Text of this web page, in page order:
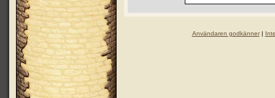
Användaren godkänner|